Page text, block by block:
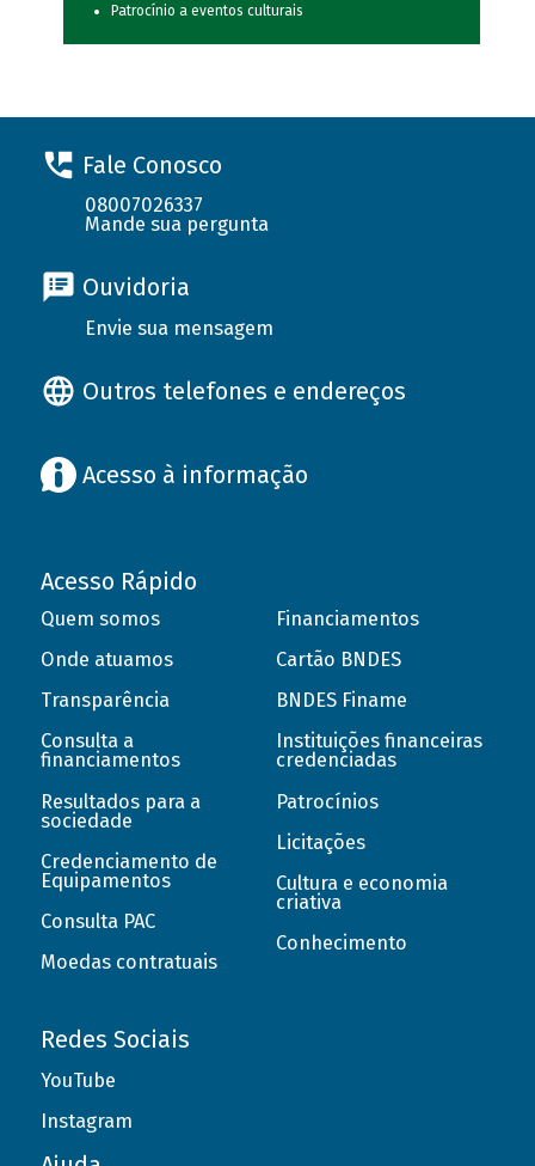
Patrocínio a eventos culturais
Fale Conosco
08007026337
Mande sua pergunta
Ouvidoria
Envie sua mensagem
Outros telefones e endereços
Acesso à informação
Acesso Rápido
Quem somos
Onde atuamos
Transparência
Consulta a
financiamentos
Resultados para a
sociedade
Credenciamento de
Equipamentos
Consulta PAC
Moedas contratuais
Financiamentos
Cartão BNDES
BNDES Finame
Instituições financeiras
credenciadas
Patrocínios
Licitações
Cultura e economia
criativa
Conhecimento
Redes Sociais
YouTube
Instagram